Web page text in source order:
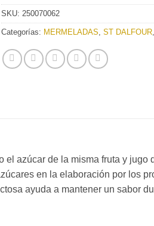
SKU: 250070062
Categorías: MERMELADAS, ST DALFOUR,
azúcar de la misma fruta y jugo
en la elaboración por los
ayuda a mantener un sabor